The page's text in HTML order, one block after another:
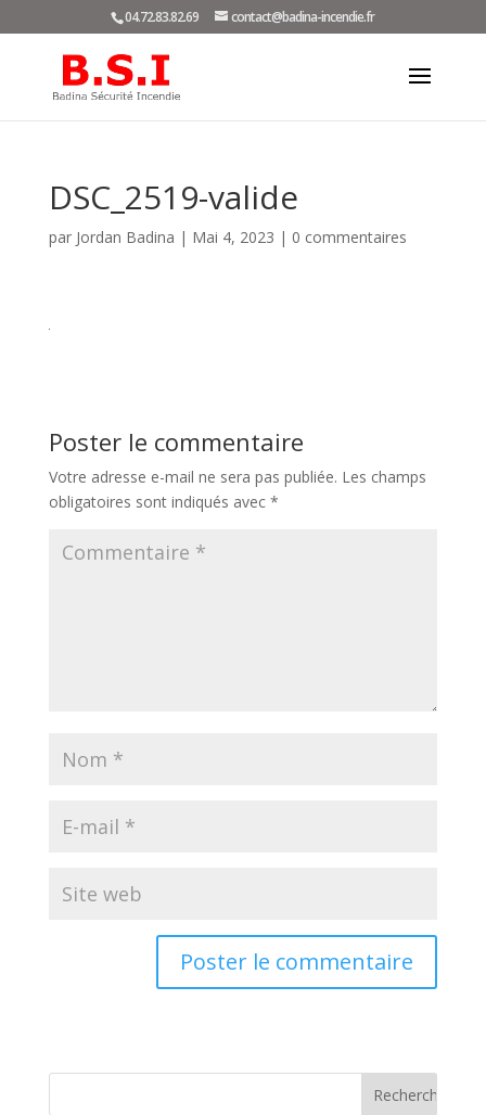
04.72.83.82.69 contact@badina-incendie.fr
DSC_2519-valide
par Jordan Badina | Mai 4, 2023 | 0 commentaires
Poster le commentaire
Votre adresse e-mail ne sera pas publiée. Les champs
obligatoires sont indiqués avec *